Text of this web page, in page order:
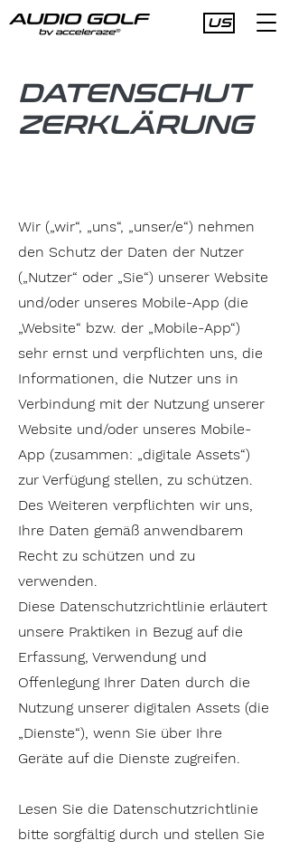
US
DATENSCHUT
ZERKLÄRUNG
Wir („wir“, „uns“, „unser/e“) nehmen
den Schutz der Daten der Nutzer
(„Nutzer“ oder „Sie“) unserer Website
und/oder unseres Mobile-App (die
„Website“ bzw. der „Mobile-App“)
sehr ernst und verpflichten uns, die
Informationen, die Nutzer uns in
Verbindung mit der Nutzung unserer
Website und/oder unseres Mobile-
App (zusammen: „digitale Assets“)
zur Verfügung stellen, zu schützen.
Des Weiteren verpflichten wir uns,
Ihre Daten gemäß anwendbarem
Recht zu schützen und zu
verwenden.
Diese Datenschutzrichtlinie erläutert
unsere Praktiken in Bezug auf die
Erfassung, Verwendung und
Offenlegung Ihrer Daten durch die
Nutzung unserer digitalen Assets (die
„Dienste“), wenn Sie über Ihre
Geräte auf die Dienste zugreifen.
Lesen Sie die Datenschutzrichtlinie
bitte sorgfältig durch und stellen Sie